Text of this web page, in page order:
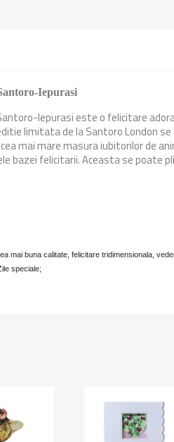
Iepurasi
Iepurasi este o felicitare
limitata de la Santoro London
mai mare masura iubitorilor de
bazei felicitarii. Aceasta se poate
mai buna calitate, felicitare tridimensionala,
speciale;